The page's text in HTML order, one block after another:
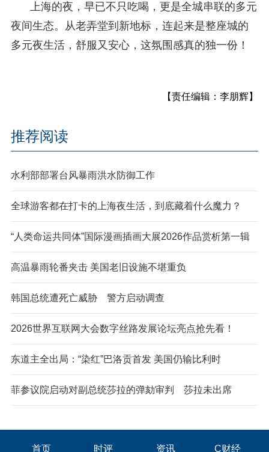
上海的夜，早已不只吃喝，更是全城串联的多元
夜间生态。从老弄堂到新地标，连起来是整座城的
多元夜生活，舒服又安心，这氛围感真的独一份！
【责任编辑：李朋辉】
推荐阅读
水利部部署台风暴雨洪水防御工作
全球游客都在打卡的上海夜生活，到底藏着什么魔力？
“人类命运共同体”国际漫画插画大展2026作品赏析第一辑
高温暴雨轮番夹击 美国老旧设施不堪重负
韩国总统遭死亡威胁 警方启动调查
2026世界互联网大会数字丝路发展论坛亮点抢先看！
东道主全出局：“染红”巴洛贡首发 美国仍输比利时
菲参议院启动对副总统莎拉的弹劾审判 莎拉未出席
首页 时评 资讯 C财经